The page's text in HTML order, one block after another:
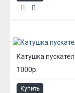
1000р.
Купить